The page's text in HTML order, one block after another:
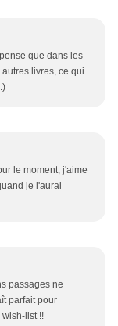
que dans les
livres, ce qui
le moment, j'aime
je l'aurai
passages ne
parfait pour
list !!